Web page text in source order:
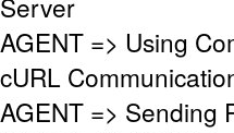
AGENT => Using
cURL
AGENT => Sending